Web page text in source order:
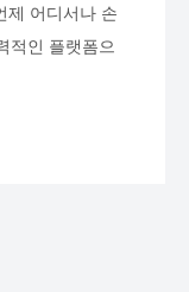
제 어디서나 손
적인 플랫폼으